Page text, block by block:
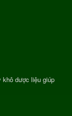
khô dược liệu giúp